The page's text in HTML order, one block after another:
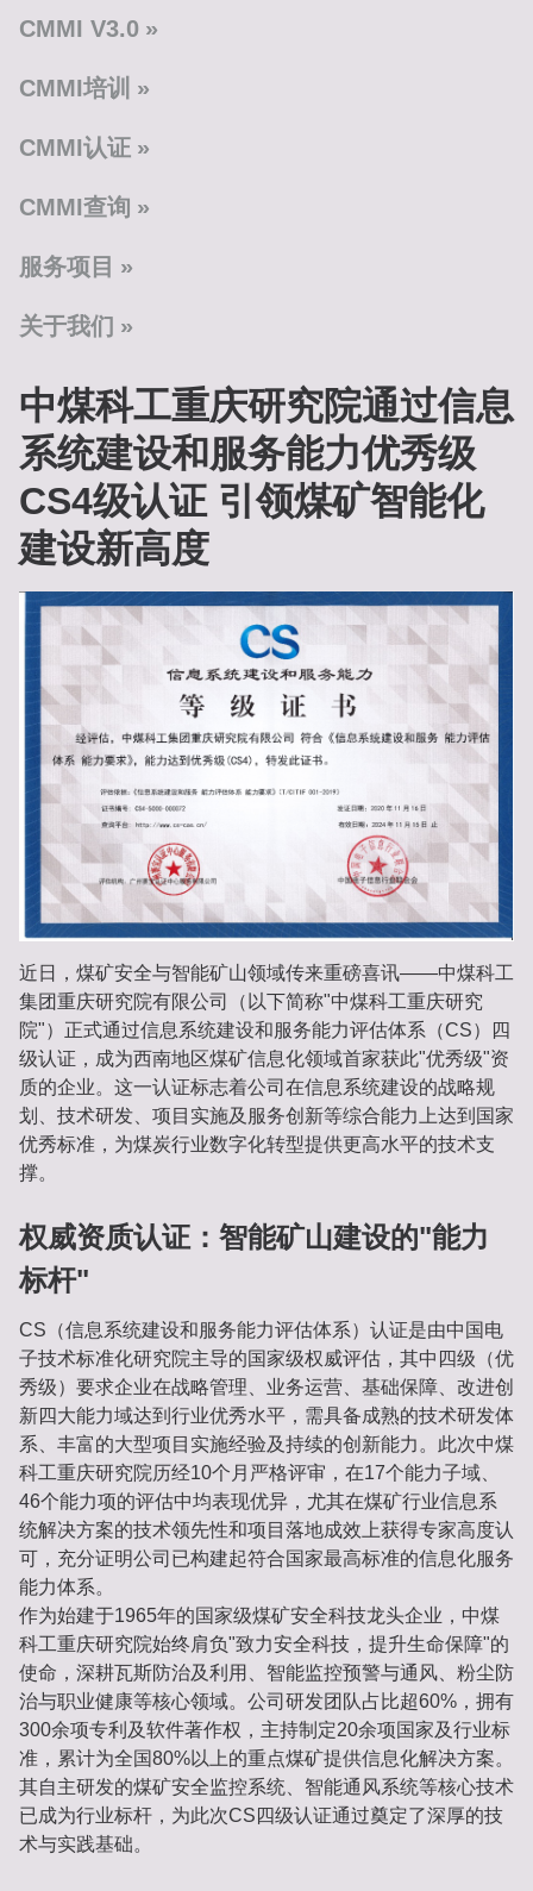
CMMI V3.0
CMMI培训
CMMI认证
CMMI查询
服务项目
关于我们
中煤科工重庆研究院通过信息
系统建设和服务能力优秀级
CS4级认证 引领煤矿智能化
建设新高度
近日，煤矿安全与智能矿山领域传来重磅喜讯——中煤科工
集团重庆研究院有限公司（以下简称"中煤科工重庆研究
院"）正式通过信息系统建设和服务能力评估体系（CS）四
级认证，成为西南地区煤矿信息化领域首家获此"优秀级"资
质的企业。这一认证标志着公司在信息系统建设的战略规
划、技术研发、项目实施及服务创新等综合能力上达到国家
优秀标准，为煤炭行业数字化转型提供更高水平的技术支
撑。
权威资质认证：智能矿山建设的"能力
标杆"
CS（信息系统建设和服务能力评估体系）认证是由中国电
子技术标准化研究院主导的国家级权威评估，其中四级（优
秀级）要求企业在战略管理、业务运营、基础保障、改进创
新四大能力域达到行业优秀水平，需具备成熟的技术研发体
系、丰富的大型项目实施经验及持续的创新能力。此次中煤
科工重庆研究院历经10个月严格评审，在17个能力子域、
46个能力项的评估中均表现优异，尤其在煤矿行业信息系
统解决方案的技术领先性和项目落地成效上获得专家高度认
可，充分证明公司已构建起符合国家最高标准的信息化服务
能力体系。
作为始建于1965年的国家级煤矿安全科技龙头企业，中煤
科工重庆研究院始终肩负"致力安全科技，提升生命保障"的
使命，深耕瓦斯防治及利用、智能监控预警与通风、粉尘防
治与职业健康等核心领域。公司研发团队占比超60%，拥有
300余项专利及软件著作权，主持制定20余项国家及行业标
准，累计为全国80%以上的重点煤矿提供信息化解决方案。
其自主研发的煤矿安全监控系统、智能通风系统等核心技术
已成为行业标杆，为此次CS四级认证通过奠定了深厚的技
术与实践基础。